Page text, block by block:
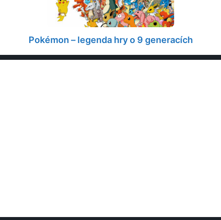
Pokémon – legenda hry o 9 generacích